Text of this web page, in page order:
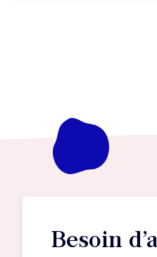
Besoin